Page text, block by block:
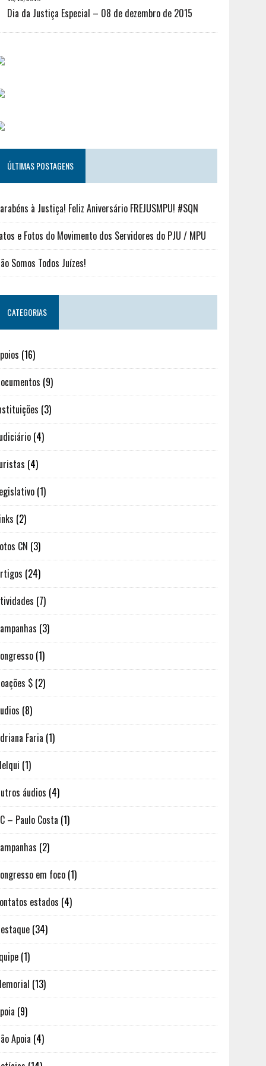
Dia da Justiça Especial – 08 de dezembro de 2015
ÚLTIMAS POSTAGENS
à Justiça! Feliz Aniversário FREJUSMPU! #SQN
e Fotos do Movimento dos Servidores do PJU / MPU
Somos Todos Juízes!
CATEGORIAS
(16)
(9)
(3)
(4)
(4)
(1)
(2)
CN (3)
(24)
(7)
(3)
(1)
$ (2)
(8)
Faria (1)
(1)
áudios (4)
– Paulo Costa (1)
(2)
em foco (1)
estados (4)
(34)
(1)
(13)
(9)
Apoia (4)